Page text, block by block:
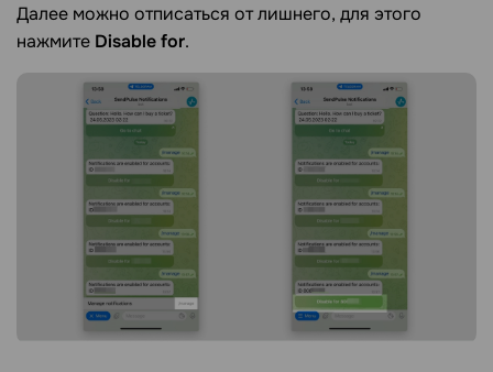
Далее можно отписаться от лишнего, для этого
нажмите Disable for.